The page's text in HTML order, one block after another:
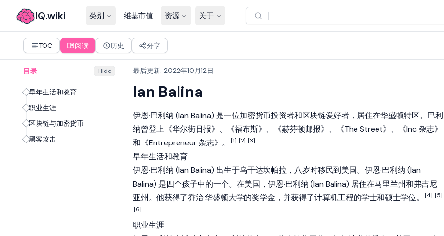
IQ.wiki 类别 维基市值 资源 关于
TOC 阅读 历史 分享
目录 Hide
早年生活和教育
职业生涯
区块链与加密货币
黑客攻击
最后更新: 2022年10月12日
Ian Balina
伊恩·巴利纳 (Ian Balina) 是一位加密货币投资者和区块链爱好者，居住在华盛顿特区。巴利
纳曾登上《华尔街日报》、《福布斯》、《赫芬顿邮报》、《The Street》、《Inc 杂志》
和《Entrepreneur 杂志》。
[1] [2] [3]
早年生活和教育
伊恩·巴利纳 (Ian Balina) 出生于乌干达坎帕拉，八岁时移民到美国。伊恩·巴利纳 (Ian
Balina) 是四个孩子中的一个。在美国，伊恩·巴利纳 (Ian Balina) 居住在马里兰州和弗吉尼
亚州。他获得了乔治·华盛顿大学的奖学金，并获得了计算机工程的学士和硕士学位。
[4] [5]
[6]
职业生涯